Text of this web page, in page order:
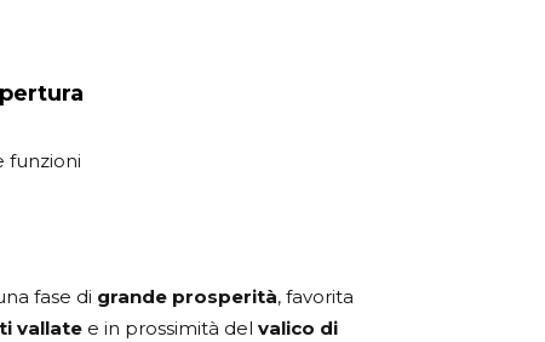
funzioni
fase di grande prosperità, favorita
vallatee in prossimità del valico di